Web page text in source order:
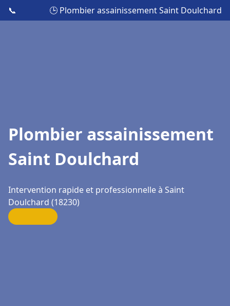
📞 🕒 Plombier assainissement Saint Doulchard
Plombier assainissement
Saint Doulchard
Intervention rapide et professionnelle à Saint
Doulchard (18230)